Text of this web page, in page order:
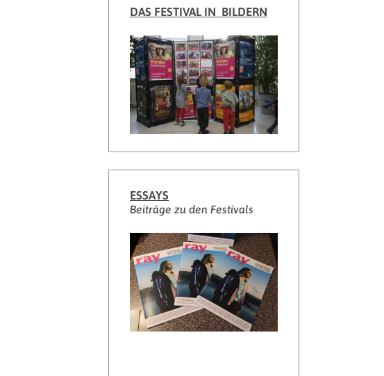
DAS FESTIVAL IN BILDERN
ESSAYS
Beiträge zu den Festivals